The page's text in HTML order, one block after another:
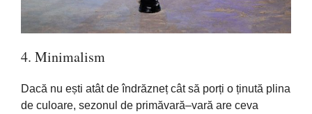
4. Minimalism
Dacă nu ești atâtdeîndrăzneț cât să porți o ținută plina
de culoare, sezonul de primăvară–vară are ceva